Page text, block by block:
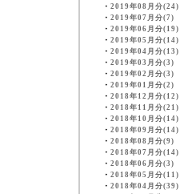
・ 2019年08月分(24)
・ 2019年07月分(7)
・ 2019年06月分(19)
・ 2019年05月分(14)
・ 2019年04月分(13)
・ 2019年03月分(3)
・ 2019年02月分(3)
・ 2019年01月分(2)
・ 2018年12月分(12)
・ 2018年11月分(21)
・ 2018年10月分(14)
・ 2018年09月分(14)
・ 2018年08月分(9)
・ 2018年07月分(14)
・ 2018年06月分(3)
・ 2018年05月分(11)
・ 2018年04月分(39)